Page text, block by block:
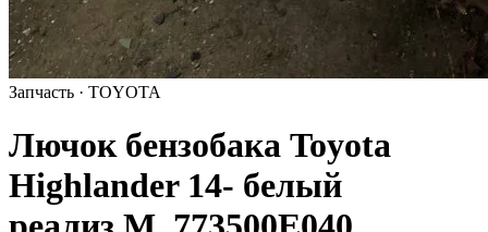
Запчасть · TOYOTA
Лючок бензобака Toyota
Highlander 14- белый